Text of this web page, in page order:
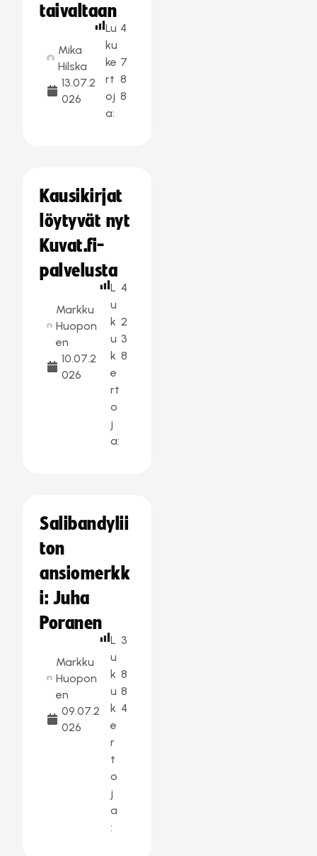
taivaltaan
Mika
Hilska
13.07.2
026
Lu
ku
ke
rt
oj
a:
4
7
8
8
Kausikirjat
löytyvät nyt
Kuvat.fi-
palvelusta
Markku
Huopon
en
10.07.2
026
L
u
k
u
k
e
rt
o
j
a:
4
2
3
8
Salibandylii
ton
ansiomerkk
i: Juha
Poranen
Markku
Huopon
en
09.07.2
026
L
u
k
u
k
e
r
t
o
j
a
:
3
8
8
4